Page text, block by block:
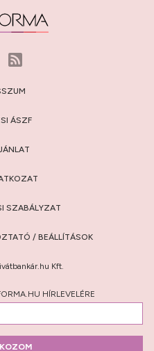
ÁSZF
SZABÁLYZAT
/ BEÁLLÍTÁSOK
Kft.
HÍRLEVELÉRE